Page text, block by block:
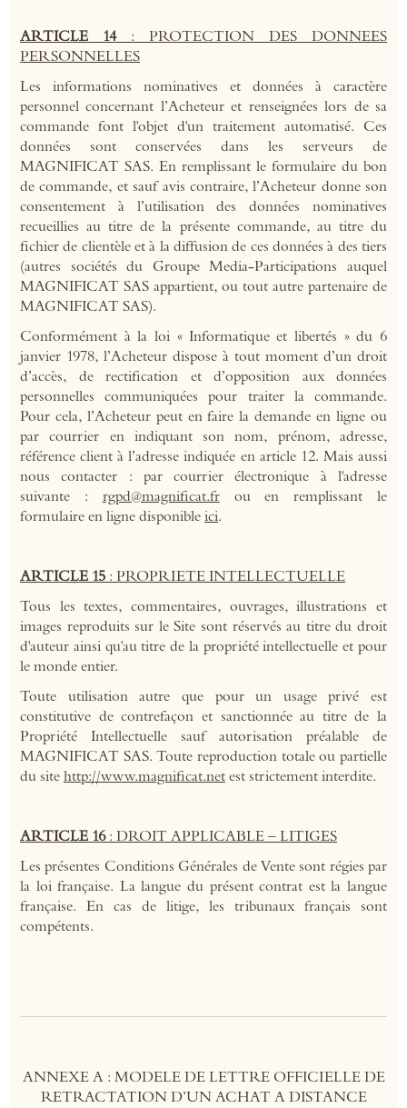
ARTICLE 14: PROTECTION DES DONNEES
PERSONNELLES
Les informations nominatives et données à caractère
personnel concernant l’Acheteur et renseignées lors de sa
commande font l'objet d'un traitement automatisé. Ces
données sont conservées dans les serveurs de
MAGNIFICAT SAS. En remplissant le formulaire du bon
de commande, et sauf avis contraire, l’Acheteur donne son
consentement à l’utilisation des données nominatives
recueillies au titre de la présente commande, au titre du
fichier de clientèle et à la diffusion de ces données à des tiers
(autres sociétés du Groupe Media-Participations auquel
MAGNIFICAT SAS appartient, ou tout autre partenaire de
MAGNIFICAT SAS).
Conformément à la loi « Informatique et libertés » du 6
janvier 1978, l’Acheteur dispose à tout moment d’un droit
d’accès, de rectification et d’opposition aux données
personnelles communiquées pour traiter la commande.
Pour cela, l’Acheteur peut en faire la demande en ligne ou
par courrier en indiquant son nom, prénom, adresse,
référence client à l’adresse indiquée en article 12. Mais aussi
nous contacter : par courrier électronique à l'adresse
suivante : rgpd@magnificat.frou en remplissant le
formulaire en ligne disponible ici.
ARTICLE 15 : PROPRIETE INTELLECTUELLE
Tous les textes, commentaires, ouvrages, illustrations et
images reproduits sur le Site sont réservés au titre du droit
d'auteur ainsi qu'au titre de la propriété intellectuelle et pour
le monde entier.
Toute utilisation autre que pour un usage privé est
constitutive de contrefaçon et sanctionnée au titre de la
Propriété Intellectuelle sauf autorisation préalable de
MAGNIFICAT SAS. Toute reproduction totale ou partielle
du site http://www.magnificat.net est strictement interdite.
ARTICLE 16: DROIT APPLICABLE – LITIGES
Les présentes Conditions Générales de Vente sont régies par
la loi française. La langue du présent contrat est la langue
française. En cas de litige, les tribunaux français sont
compétents.
ANNEXE A : MODELE DE LETTRE OFFICIELLE DE
RETRACTATION D’UN ACHAT A DISTANCE